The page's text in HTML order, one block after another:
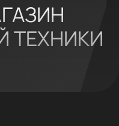
ТЕХНИКИ